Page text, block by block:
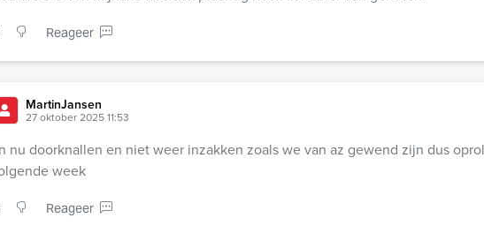
Reageer
MartinJansen
27 oktober 2025 11:53
nu doorknallen en niet weer inzakken zoals we van az gewend zijn dus
week
Reageer